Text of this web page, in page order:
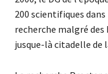
200 scientifiques
recherche malgré
jusque-là citadelle de